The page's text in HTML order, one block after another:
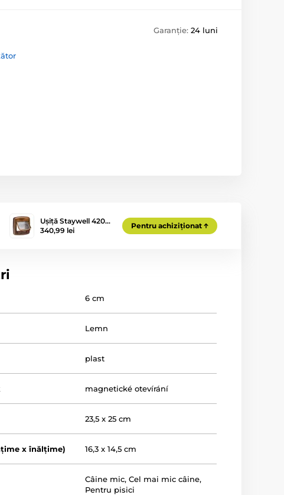
Garanție: 24 luni
Ușiță Staywell 420…
340,99 lei
Pentru achiziționat
6 cm
Lemn
plast
magnetické otevírání
23,5 x 25 cm
x înălțime) 16,3 x 14,5 cm
Câine mic,Cel mai mic câine,
Pentru pisici